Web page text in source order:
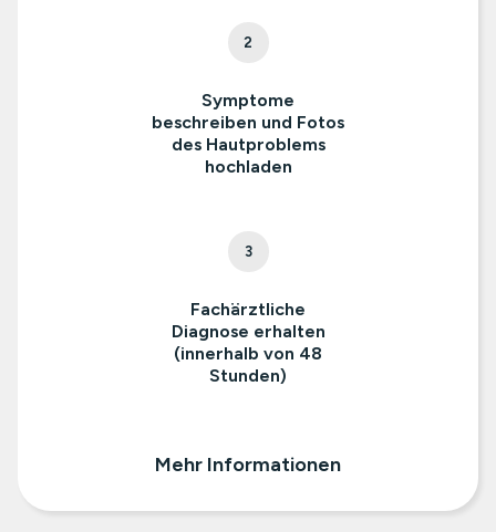
2
Symptome
beschreiben und Fotos
des Hautproblems
hochladen
3
Fachärztliche
Diagnose erhalten
(innerhalb von 48
Stunden)
Mehr Informationen